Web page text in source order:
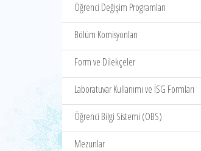
Öğrenci Değişim Programları
Bölüm Komisyonları
Form ve Dilekçeler
Laboratuvar Kullanımı ve İSG Formları
Öğrenci Bilgi Sistemi (OBS)
Mezunlar